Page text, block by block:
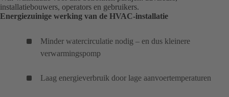
installatiebouwers, operators en gebruikers.
Energiezuinige werking van de HVAC-installatie
Minder watercirculatie nodig – en dus kleinere
verwarmingspomp
Laag energieverbruik door lage aanvoertemperaturen